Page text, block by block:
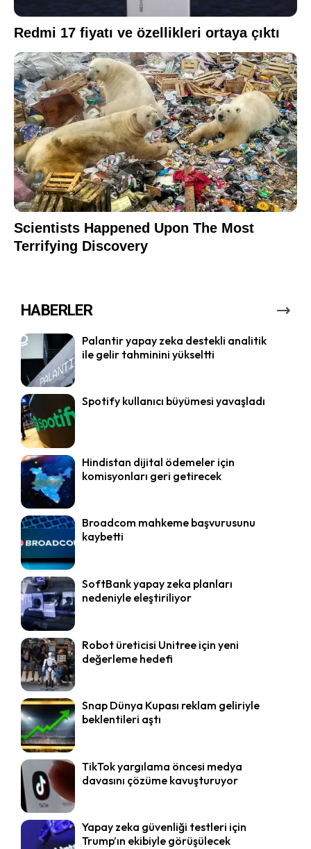
HABERLER
Palantir yapay zeka destekli analitik
ile gelir tahminini yükseltti
Spotify kullanıcı büyümesi yavaşladı
Hindistan dijital ödemeler için
komisyonları geri getirecek
Broadcom mahkeme başvurusunu
kaybetti
SoftBank yapay zeka planları
nedeniyle eleştiriliyor
Robot üreticisi Unitree için yeni
değerleme hedefi
Snap Dünya Kupası reklam geliriyle
beklentileri aştı
TikTok yargılama öncesi medya
davasını çözüme kavuşturuyor
Yapay zeka güvenliği testleri için
Trump’ın ekibiyle görüşülecek